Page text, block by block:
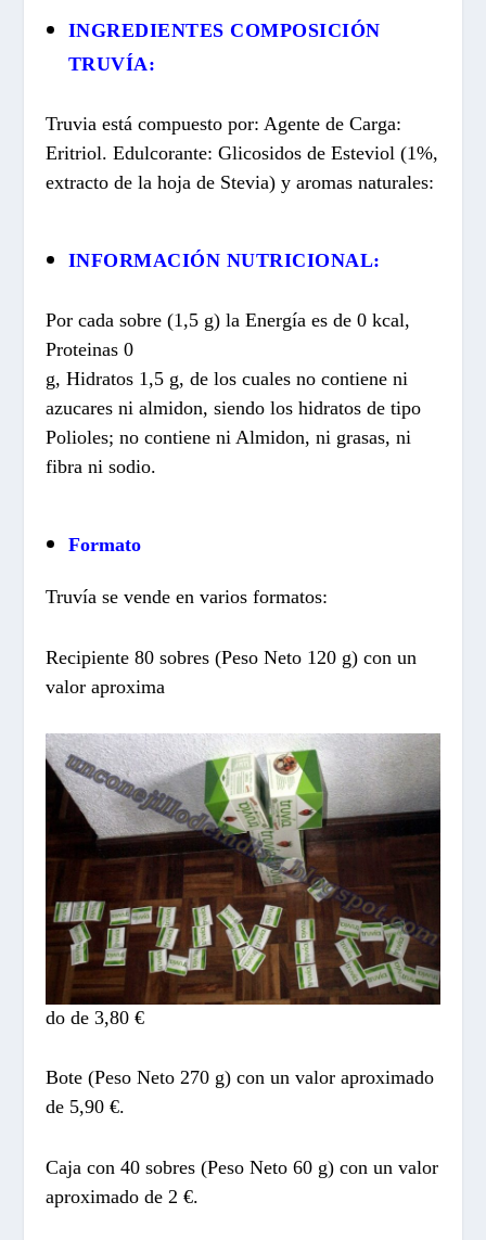
INGREDIENTES COMPOSICIÓN
TRUVÍA:
Truvia está compuesto por: Agente de Carga:
Eritriol. Edulcorante: Glicosidos de Esteviol (1%,
extracto de la hoja de Stevia) y aromas naturales:
INFORMACIÓN NUTRICIONAL:
Por cada sobre (1,5 g) la Energía es de 0 kcal,
Proteinas 0
g, Hidratos 1,5 g, de los cuales no contiene ni
azucares ni almidon, siendo los hidratos de tipo
Polioles; no contiene ni Almidon, ni grasas, ni
fibra ni sodio.
Formato
Truvía se vende en varios formatos:
Recipiente 80 sobres (Peso Neto 120 g) con un
valor aproxima
do de 3,80 €
Bote (Peso Neto 270 g) con un valor aproximado
de 5,90 €.
Caja con 40 sobres (Peso Neto 60 g) con un valor
aproximado de 2 €.